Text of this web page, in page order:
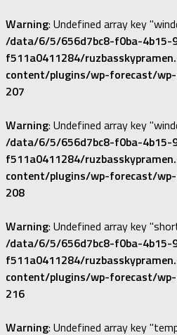
Warning: Undefined array key
/data/6/5/656d7bc8-f0ba-4b15-
f511a0411284/
content/plugins/wp-forecast/
207
Warning: Undefined array key
/data/6/5/656d7bc8-f0ba-4b15-
f511a0411284/
content/plugins/wp-forecast/
208
Warning: Undefined array key
/data/6/5/656d7bc8-f0ba-4b15-
f511a0411284/
content/plugins/wp-forecast/
216
Warning: Undefined array key